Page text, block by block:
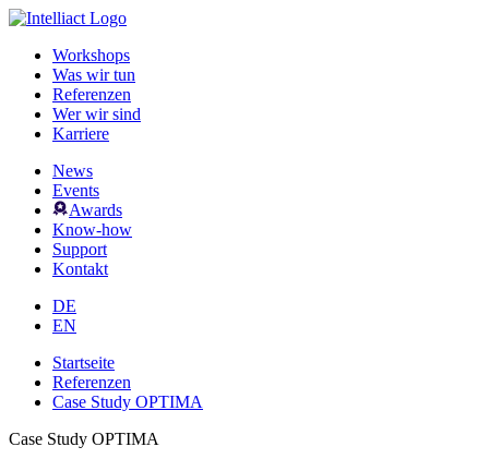
Workshops
Was wir tun
Referenzen
Wer wir sind
Karriere
News
Events
Awards
Know-how
Support
Kontakt
DE
EN
Startseite
Referenzen
Case Study OPTIMA
Case Study OPTIMA